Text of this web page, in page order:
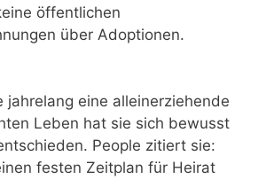
öffentlichen
über Adoptionen.
jahrelang eine alleinerziehende
Leben hat sie sich bewusst
People zitiert sie:
festen Zeitplan für Heirat